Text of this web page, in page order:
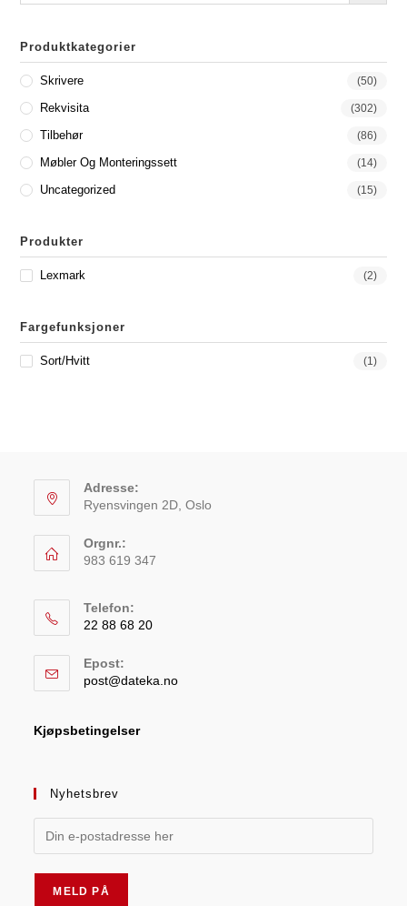
Produktkategorier
Skrivere (50)
Rekvisita (302)
Tilbehør (86)
Møbler Og Monteringssett (14)
Uncategorized (15)
Produkter
Lexmark (2)
Fargefunksjoner
Sort/hvitt (1)
Adresse:
Ryensvingen 2D, Oslo
Orgnr.:
983 619 347
Telefon:
22 88 68 20
Epost:
post@dateka.no
Kjøpsbetingelser
Nyhetsbrev